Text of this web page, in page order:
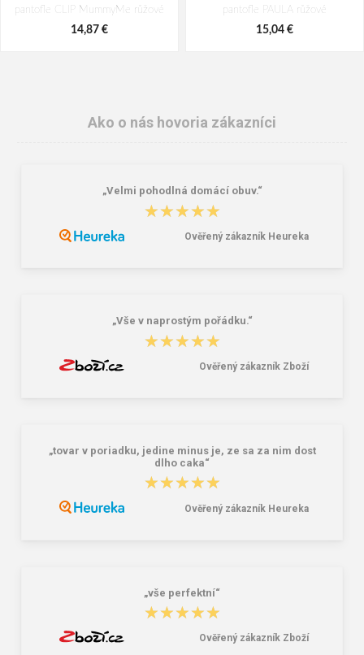
pantofle CLIP MummyMe růžové
14,87 €
pantofle PAULA růžové
15,04 €
Ako o nás hovoria zákazníci
„Velmi pohodlná domácí obuv.“
★★★★★
★★★★★
Ověřený zákazník Heureka
„Vše v naprostým pořádku.“
★★★★★
★★★★★
Ověřený zákazník Zboží
„tovar v poriadku, jedine minus je, ze sa za nim dost
dlho caka“
★★★★★
★★★★★
Ověřený zákazník Heureka
„vše perfektní“
★★★★★
★★★★★
Ověřený zákazník Zboží